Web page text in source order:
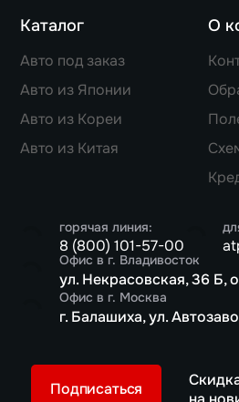
Каталог
Авто под заказ
Авто из Японии
Авто из Кореи
Авто из Китая
О
горячая линия:
8 (800) 101-57-00
Офис в г. Владивосток
ул. Некрасовская, 36 Б,
Офис в г. Москва
г. Балашиха, ул.
Подписаться